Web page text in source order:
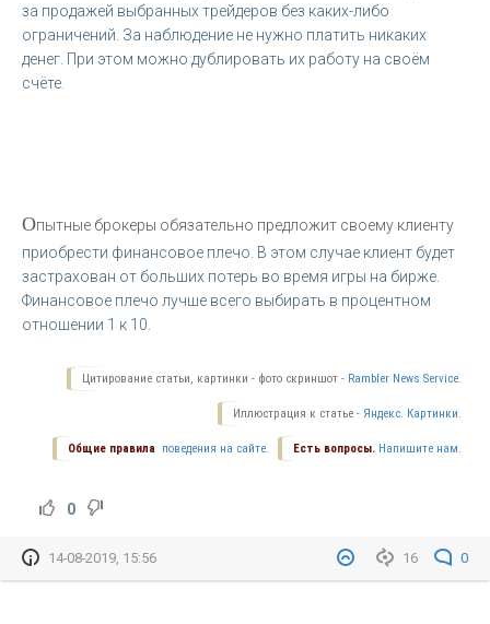
за продажей выбранных трейдеров без каких-либо
ограничений. За наблюдение не нужно платить никаких
денег. При этом можно дублировать их работу на своём
счёте.
Опытные брокеры обязательно предложит своему клиенту
приобрести финансовое плечо. В этом случае клиент будет
застрахован от больших потерь во время игры на бирже.
Финансовое плечо лучше всего выбирать в процентном
отношении 1 к 10.
Цитирование статьи, картинки - фото скриншот - Rambler News Service.
Иллюстрация к статье - Яндекс. Картинки.
Есть вопросы. Напишите нам.
Общие правила поведения на сайте.
0
16 0
14-08-2019, 15:56